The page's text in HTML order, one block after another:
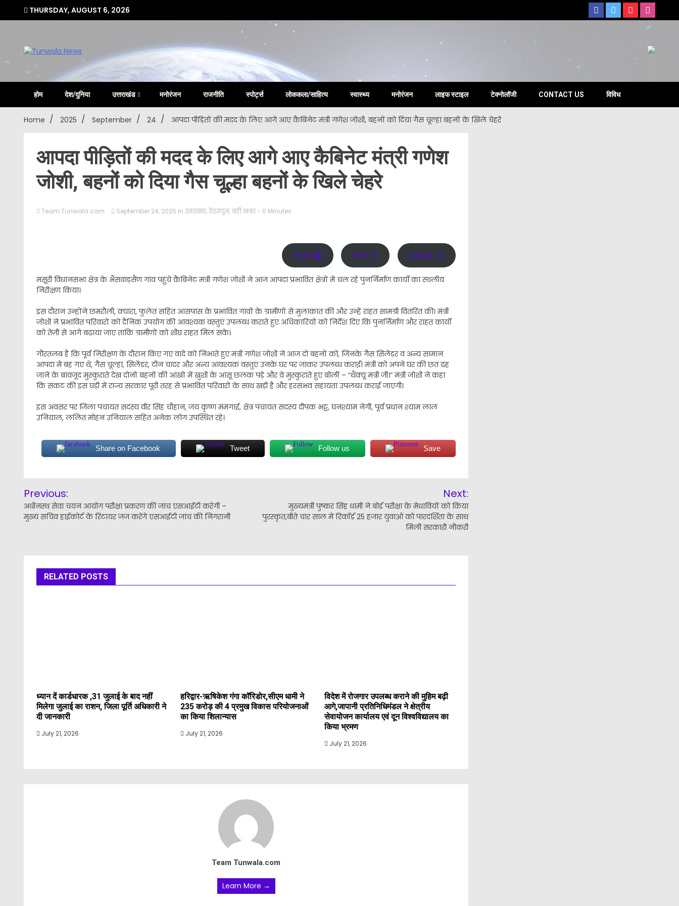
THURSDAY, AUGUST 6, 2026
Tunwala News
Uttarakhand Hindi News Portal
होम देश/दुनिया उत्तराखंड मनोरंजन राजनीति स्पोर्ट्स लोककला/साहित्य स्वास्थ्य मनोरंजन लाइफ स्टाइल टेक्नोलॉजी CONTACT US विविध
Home 2025 September 24 आपदा पीड़ितों की मदद के लिए आगे आए कैबिनेट मंत्री गणेश जोशी, बहनों को दिया गैस चूल्हा बहनों के खिले चेहरे
आपदा पीड़ितों की मदद के लिए आगे आए कैबिनेट मंत्री गणेश
जोशी, बहनों को दिया गैस चूल्हा बहनों के खिले चेहरे
Team Tunwala.com September 24, 2025 in उत्तराखंड,देहरादून,बड़ी खबर - 0 Minutes
Print 🖨 PDF 📄 eBook 📱
मसूरी विधानसभा क्षेत्र के भैंसवाड़सैंण गांव पहुंचे कैबिनेट मंत्री गणेश जोशी ने आज आपदा प्रभावित क्षेत्रों में चल रहे पुनर्निर्माण कार्यों का स्थलीय
निरीक्षण किया।
इस दौरान उन्होंने छमरौली, क्यारा, फुलेत सहित आसपास के प्रभावित गांवों के ग्रामीणों से मुलाकात की और उन्हें राहत सामग्री वितरित की। मंत्री
जोशी ने प्रभावित परिवारों को दैनिक उपयोग की आवश्यक वस्तुएं उपलब्ध कराते हुए अधिकारियों को निर्देश दिए कि पुनर्निर्माण और राहत कार्यों
को तेज़ी से आगे बढ़ाया जाए ताकि ग्रामीणों को शीघ्र राहत मिल सके।
गौरतलब है कि पूर्व निरीक्षण के दौरान किए गए वादे को निभाते हुए मंत्री गणेश जोशी ने आज दो बहनों को, जिनके गैस सिलेंडर व अन्य सामान
आपदा में बह गए थे, गैस चूल्हा, सिलेंडर, टीन चादर और अन्य आवश्यक वस्तुएं उनके घर पर जाकर उपलब्ध कराईं। मंत्री को अपने घर की छत ढह
जाने के बावजूद मुस्कुराते देख दोनों बहनों की आंखों में खुशी के आंसू छलक पड़े और वे मुस्कुराते हुए बोलीं – “थैंक्यू मंत्री जी।” मंत्री जोशी ने कहा
कि संकट की इस घड़ी में राज्य सरकार पूरी तरह से प्रभावित परिवारों के साथ खड़ी है और हरसंभव सहायता उपलब्ध कराई जाएगी।
इस अवसर पर जिला पंचायत सदस्य वीर सिंह चौहान, जय कृष्ण मंमगाई, क्षेत्र पंचायत सदस्य दीपक भट्ट, घनश्याम नेगी, पूर्व प्रधान श्याम लाल
उनियाल, ललित मोहन उनियाल सहित अनेक लोग उपस्थित रहे।
Share on Facebook Tweet Follow us Save
navigation
Previous:
अधीनस्थ सेवा चयन आयोग परीक्षा प्रकरण की जांच एसआईटी करेगी –
मुख्य सचिव हाईकोर्ट के रिटायर जज करेंगे एसआईटी जांच की निगरानी
Next:
मुख्यमंत्री पुष्कर सिंह धामी ने बोर्ड परीक्षा के मेधावियों को किया
पुरस्कृत,बीते चार साल में रिकॉर्ड 25 हजार युवाओं को पारदर्शिता के साथ
मिली सरकारी नौकरी
RELATED POSTS
ध्यान दें कार्डधारक ,31 जुलाई के बाद नहीं
मिलेगा जुलाई का राशन, जिला पूर्ति अधिकारी ने
दी जानकारी
July 21, 2026
हरिद्वार-ऋषिकेश गंगा कॉरिडोर,सीएम धामी ने
235 करोड़ की 4 प्रमुख विकास परियोजनाओं
का किया शिलान्यास
July 21, 2026
विदेश में रोजगार उपलब्ध कराने की मुहिम बढ़ी
आगे,जापानी प्रतिनिधिमंडल ने क्षेत्रीय
सेवायोजन कार्यालय एवं दून विश्वविद्यालय का
किया भ्रमण
July 21, 2026
Team Tunwala.com
Learn More →